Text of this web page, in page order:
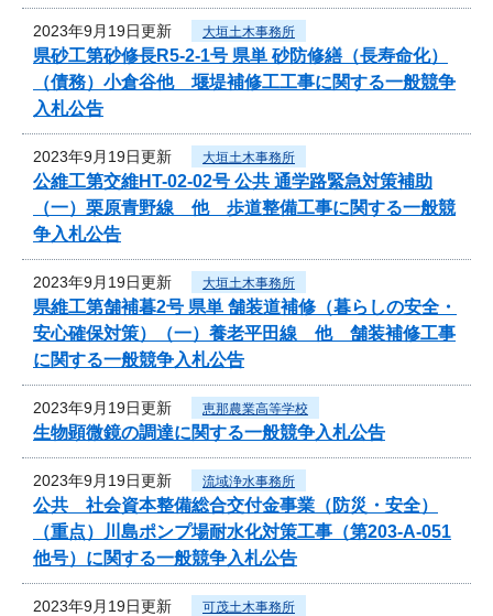
2023年9月19日更新 大垣土木事務所
県砂工第砂修長R5-2-1号 県単 砂防修繕（長寿命化）
（債務）小倉谷他 堰堤補修工工事に関する一般競争
入札公告
2023年9月19日更新 大垣土木事務所
公維工第交維HT-02-02号 公共 通学路緊急対策補助
（一）栗原青野線 他 歩道整備工事に関する一般競
争入札公告
2023年9月19日更新 大垣土木事務所
県維工第舗補暮2号 県単 舗装道補修（暮らしの安全・
安心確保対策）（一）養老平田線 他 舗装補修工事
に関する一般競争入札公告
2023年9月19日更新 恵那農業高等学校
生物顕微鏡の調達に関する一般競争入札公告
2023年9月19日更新 流域浄水事務所
公共 社会資本整備総合交付金事業（防災・安全）
（重点）川島ポンプ場耐水化対策工事（第203-A-051
他号）に関する一般競争入札公告
2023年9月19日更新 可茂土木事務所